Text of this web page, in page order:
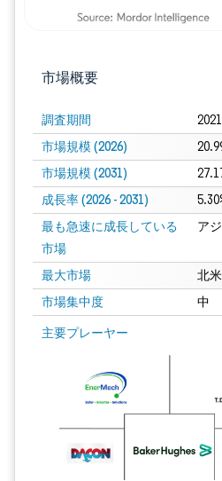
市場概要
調査期間
市場規模 (2026)
市場規模 (2031)
成長率 (2026 - 2031)
最も急速に成長している
市場
ア
最大市場 北米
市場集中度 中
主要プレーヤー
画像 © Mordor Intelligence。再利用に